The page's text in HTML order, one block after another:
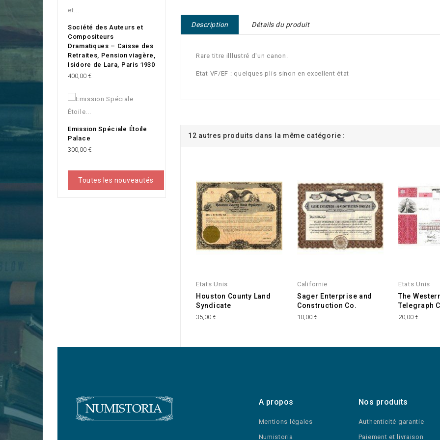
Société des Auteurs et
Compositeurs
Dramatiques – Caisse des
Retraites, Pension viagère,
Isidore de Lara, Paris 1930
Prix
400,00 €
Emission Spéciale Étoile
Palace
Prix
300,00 €
Toutes les nouveautés
Description Détails du produit
Rare titre illlustré d'un canon.
Etat VF/EF : quelques plis sinon en excellent état
12 autres produits dans la même catégorie :
Etats Unis
Houston County Land
Syndicate
35,00 €
Californie
Sager Enterprise and
Construction Co.
10,00 €
Etats Unis
The
Telegraph
20,00 €
A propos
Mentions légales
Numistoria
Nos produits
Authenticité garantie
Paiement et livraison